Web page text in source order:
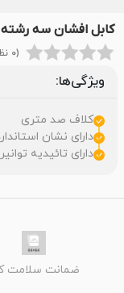
کابل افشان سه رشته سایز ۱.۵
(0 نظر )
ویژگی‌ها:
کلاف صد متری
دارای نشان
دارای تائیدیه توانیر
ضمانت سلامت